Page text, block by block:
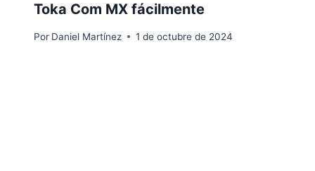
Toka Com MX fácilmente
Por Daniel Martínez 1 de octubre de 2024